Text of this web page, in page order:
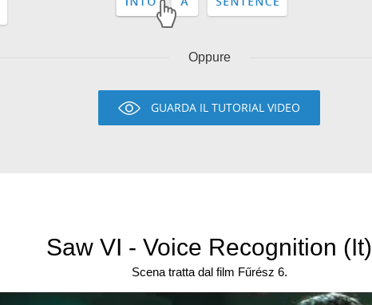
Oppure
GUARDA IL TUTORIAL VIDEO
Saw VI - Voice Recognition (It)
Scena tratta dal film Fűrész 6.